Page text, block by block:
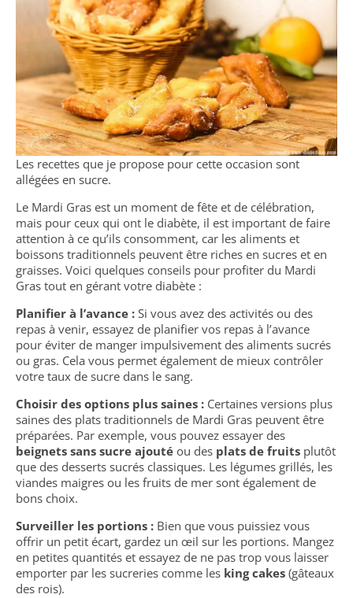
Les recettes que je propose pour cette occasion sont
allégées en sucre.
Le Mardi Gras est un moment de fête et de célébration,
mais pour ceux qui ont le diabète, il est important de faire
attention à ce qu’ils consomment, car les aliments et
boissons traditionnels peuvent être riches en sucres et en
graisses. Voici quelques conseils pour profiter du Mardi
Gras tout en gérant votre diabète :
Planifier à l’avance : Si vous avez des activités ou des
repas à venir, essayez de planifier vos repas à l’avance
pour éviter de manger impulsivement des aliments sucrés
ou gras. Cela vous permet également de mieux contrôler
votre taux de sucre dans le sang.
Choisir des options plus saines : Certaines versions plus
saines des plats traditionnels de Mardi Gras peuvent être
préparées. Par exemple, vous pouvez essayer des
beignets sans sucre ajouté ou des plats de fruits plutôt
que des desserts sucrés classiques. Les légumes grillés, les
viandes maigres ou les fruits de mer sont également de
bons choix.
Surveiller les portions : Bien que vous puissiez vous
offrir un petit écart, gardez un œil sur les portions. Mangez
en petites quantités et essayez de ne pas trop vous laisser
emporter par les sucreries comme les king cakes (gâteaux
des rois).